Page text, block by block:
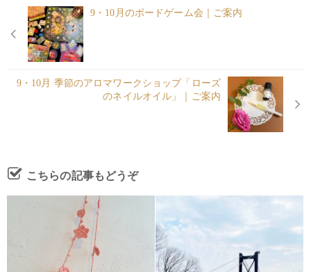
9・10月のボードゲーム会｜ご案内
9・10月 季節のアロマワークショップ「ローズ
のネイルオイル」｜ご案内
こちらの記事もどうぞ